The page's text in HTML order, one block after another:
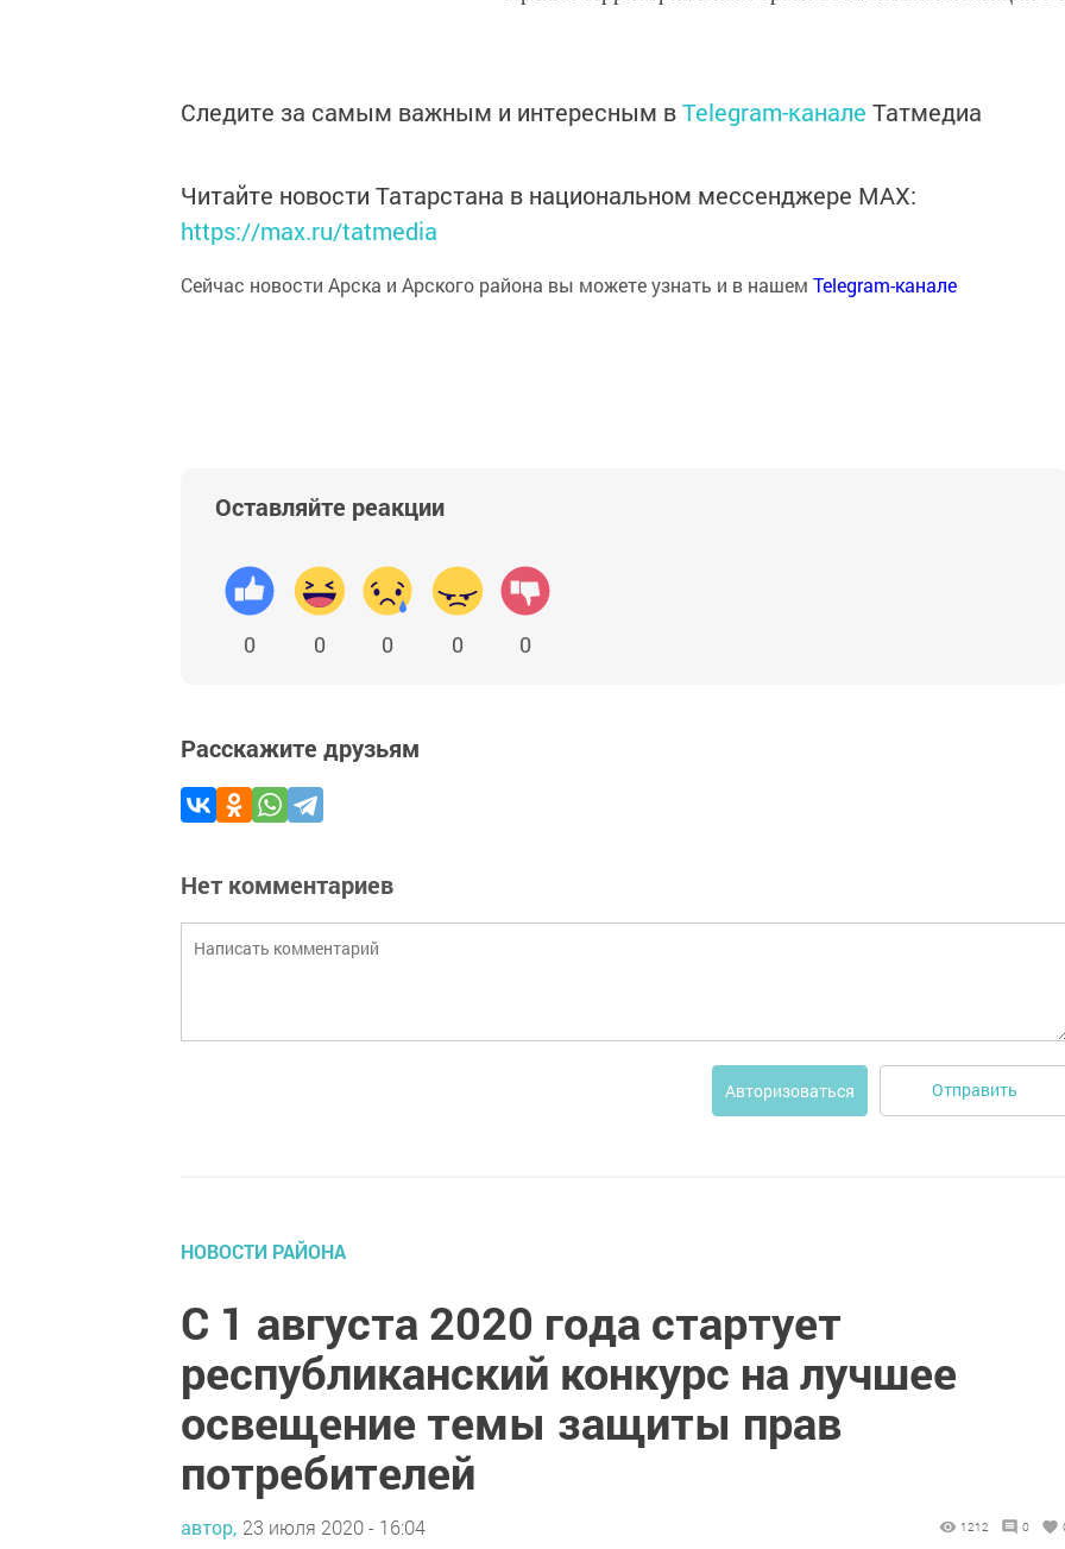
Следите за самым важным и интересным вTelegram-канале Татмедиа
Читайте новости Татарстана в национальном мессенджере MАХ:
https://max.ru/tatmedia
Сейчас новости Арска и Арского района вы можете узнать и в нашем Telegram-канале
Оставляйте реакции
0 0 0 0 0
Расскажите друзьям
Нет комментариев
Авторизоваться Отправить
НОВОСТИ РАЙОНА
С 1 августа 2020 года стартует
республиканский конкурс на лучшее
освещение темы защиты прав
потребителей
автор, 23 июля 2020 - 16:04 1212 0